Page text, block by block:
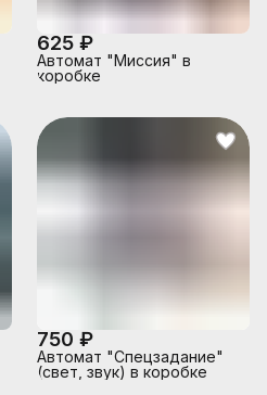
625 ₽
Автомат "Миссия" в
коробке
750 ₽
Автомат "Спецзадание"
(свет, звук) в коробке